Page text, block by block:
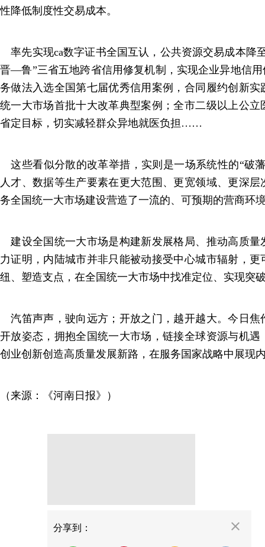
性降低制度性交易成本。
率先实现ca数字证书全国互认，公共资源交易成本降
晋—鲁”三省五地跨省信用修复机制，实现企业异地信用
务做法入选全国第七届优秀信用案例，合同履约创新
统一大市场首批十大改革典型案例；全市二级以上公
省定目标，切实减轻群众异地就医负担……
这些看似分散的改革举措，实则是一场系统性的“破
人才、数据等生产要素在更大范围、更宽领域、更深
务全国统一大市场建设营造了一流的、可预期的营商环
建设全国统一大市场是构建新发展格局、推动高质量
力证明，内陆城市并非只能被动接受中心城市辐射，
纽、塑造支点，在全国统一大市场中找准定位、实现突
汽笛声声，驶向远方；开放之门，越开越大。今日焦
开放姿态，拥抱全国统一大市场，链接全球资源与机
创业创新创造高质量发展新路，在服务国家战略中展现
（来源：《河南日报》）
分享到：